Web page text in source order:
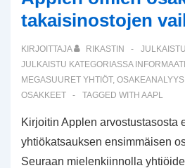
takaisinostojen
KIRJOITTAJA RIKASTIN JULKAISTU
JULKAISTU KATEGORIASSA
MEGASUURET YHTIÖT, OSAKEANALYYSI
OSAKKEET
TAGGED WITH AAPL
Kirjoitin Applen arvostustasosta
yhtiökatsauksen ensimmäisen
Seuraan mielenkiinnolla